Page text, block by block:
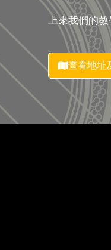
上來我們的
查看地址